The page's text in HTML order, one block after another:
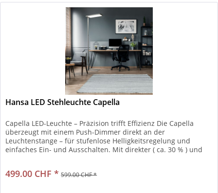
Hansa LED Stehleuchte Capella
Capella LED-Leuchte – Präzision trifft Effizienz Die Capella
überzeugt mit einem Push-Dimmer direkt an der
Leuchtenstange – für stufenlose Helligkeitsregelung und
einfaches Ein- und Ausschalten. Mit direkter ( ca. 30 % ) und
499.00 CHF * 599.00 CHF *